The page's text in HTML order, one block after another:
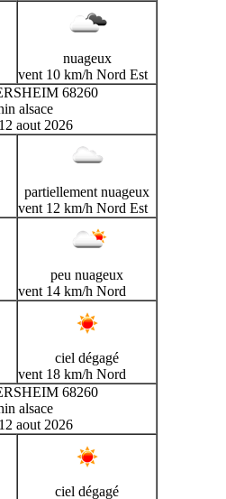
nuageux
vent 10 km/h Nord Est
68260
alsace
aout 2026
partiellement nuageux
vent 12 km/h Nord Est
peu nuageux
vent 14 km/h Nord
ciel dégagé
vent 18 km/h Nord
68260
alsace
aout 2026
ciel dégagé